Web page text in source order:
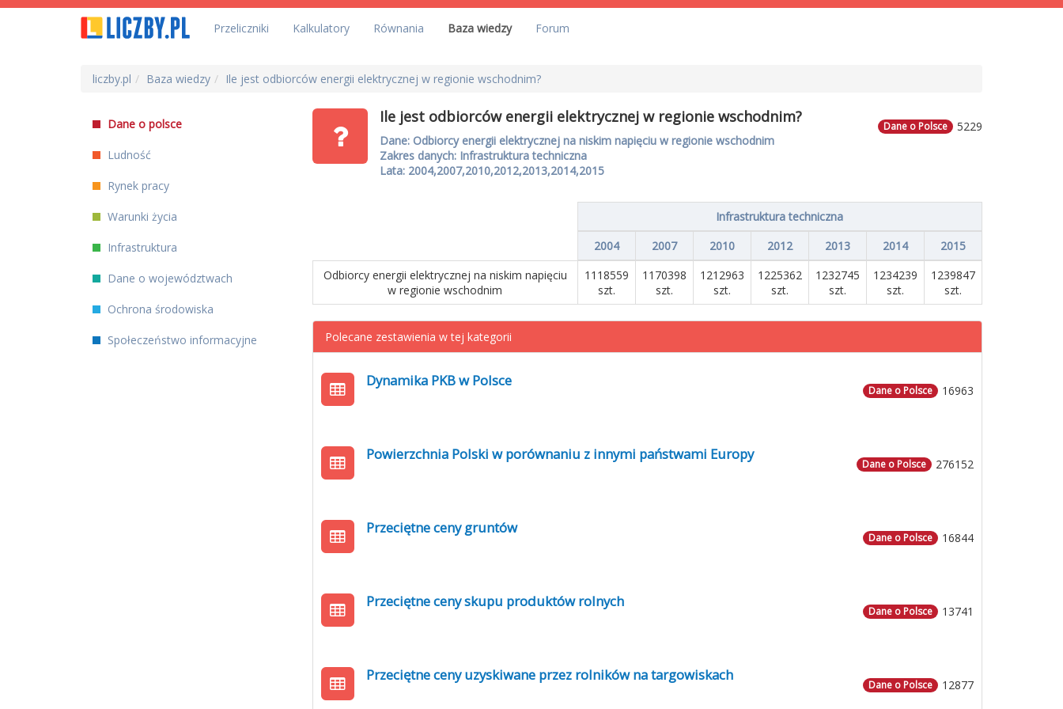
Przeliczniki Kalkulatory Równania Baza wiedzy Forum
liczby.pl Baza wiedzy Ile jest odbiorców energii elektrycznej w regionie wschodnim?
Dane o polsce
Ludność
Rynek pracy
Warunki życia
Infrastruktura
Dane o województwach
Ochrona środowiska
Społeczeństwo informacyjne
5229
Dane o Polsce
Ile jest odbiorców energii elektrycznej w regionie wschodnim?
Dane: Odbiorcy energii elektrycznej na niskim napięciu w regionie wschodnim
Zakres danych: Infrastruktura techniczna
Lata: 2004,2007,2010,2012,2013,2014,2015
Infrastruktura techniczna
2004
2007 2010 2012 2013 2014
2015
Odbiorcy energii elektrycznej na niskim napięciu
w regionie wschodnim
1118559
szt.
1170398
szt.
1212963
szt.
1225362
szt.
1232745
szt.
1234239
szt.
1239847
szt.
Polecane zestawienia w tej kategorii
16963
Dane o Polsce
Dynamika PKB w Polsce
276152
Dane o Polsce
Powierzchnia Polski w porównaniu z innymi państwami Europy
16844
Dane o Polsce
Przeciętne ceny gruntów
13741
Dane o Polsce
Przeciętne ceny skupu produktów rolnych
12877
Dane o Polsce
Przeciętne ceny uzyskiwane przez rolników na targowiskach